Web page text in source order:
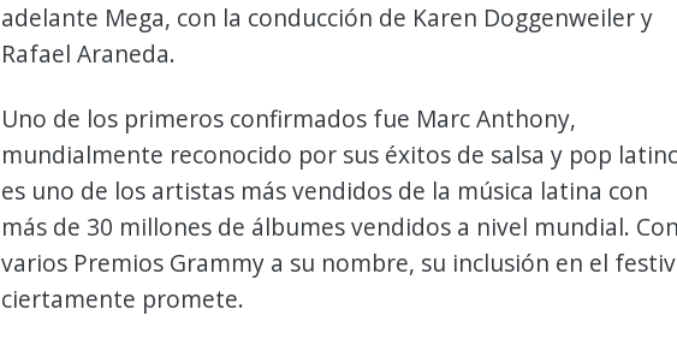
adelante Mega, con la conducción de Karen Doggenweiler y
Rafael Araneda.
Uno de los primeros confirmados fue Marc Anthony,
mundialmente reconocido por sus éxitos de salsa y pop
es uno de los artistas más vendidos de la música latina con
más de 30 millones de álbumes vendidos a nivel mundial.
varios Premios Grammy a su nombre, su inclusión en el
ciertamente promete.